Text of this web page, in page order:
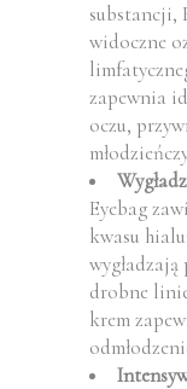
substancji,
widoczne
zapewnia
oczu,
Eyebag
kwasu
drobne
krem